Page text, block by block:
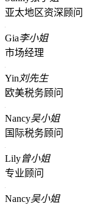
亚太地区资深顾问
Gia李小姐
市场经理
Yin 刘先生
欧美税务顾问
Nancy吴小姐
国际税务顾问
Lily曾小姐
专业顾问
Nancy吴小姐